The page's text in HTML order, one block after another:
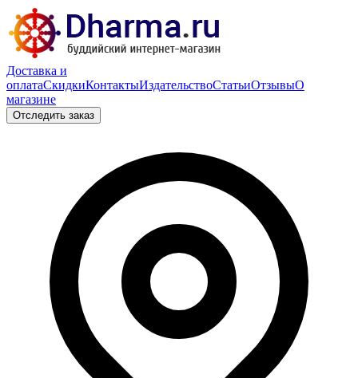
Доставка и
оплатаСкидкиКонтактыИздательствоСтатьиОтзывыО
магазине
Отследить заказ